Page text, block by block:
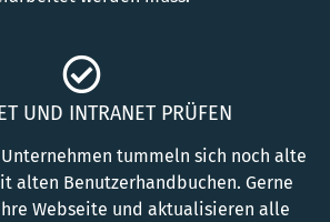
UND INTRANET PRÜFEN
tummeln sich noch alte
alten Benutzerhandbuchen. Gerne
Webseite und aktualisieren alle